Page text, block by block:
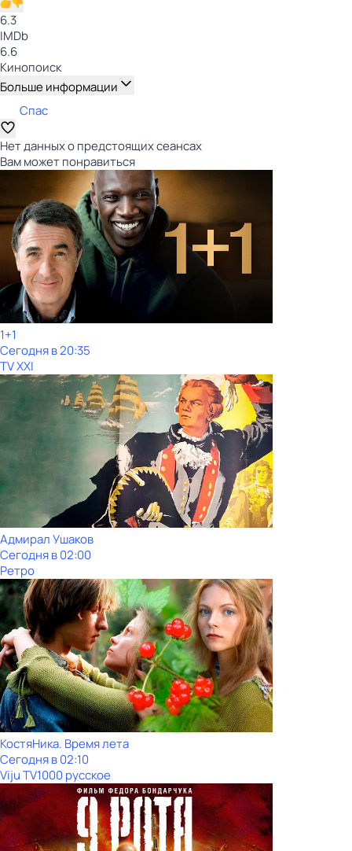
6.3
IMDb
6.6
Кинопоиск
Больше информации
Спас
Нет данных о предстоящих сеансах
Вам может понравиться
1+1
Сегодня в 20:35
TV XXI
Адмирал Ушаков
Сегодня в 02:00
Ретро
КостяНика. Время лета
Сегодня в 02:10
Viju TV1000 русское